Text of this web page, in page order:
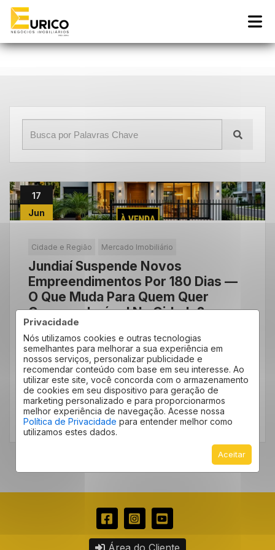
Início
Privacidade
Nós utilizamos cookies e outras tecnologias
semelhantes para melhorar a sua experiência em
nossos serviços, personalizar publicidade e
recomendar conteúdo com base em seu interesse. Ao
utilizar este site, você concorda com o armazenamento
de cookies em seu dispositivo para geração de
marketing personalizado e para proporcionarmos
melhor experiência de navegação. Acesse nossa
Política de Privacidade para entender melhor como
utilizamos estes dados.
Aceitar
17
Jun
Cidade e Região Mercado Imobiliário
Jundiaí Suspende Novos
Empreendimentos Por 180 Dias —
O Que Muda Para Quem Quer
Comprar Imóvel Na Cidade?
Se você está de olho em um imóvel em
Jundiaí, talvez tenha ouvido falar de uma
novidade que agitou o […]
LEIA MAIS
Área do Cliente